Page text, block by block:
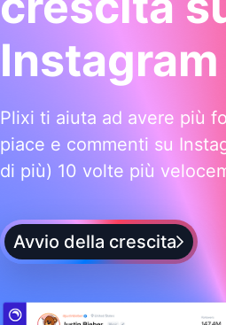
Instagram
Plixi ti aiuta ad avere più
piace e commenti su
di più) 10 volte più
Avvio della crescita